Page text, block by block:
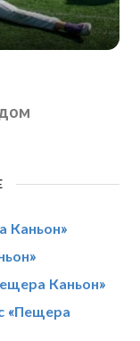
Каньон»
Каньон»
«Пещера